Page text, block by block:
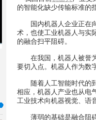
的智能化缺少传输标准的
国内机器人企业正在向
术，也使工业机器人与实
的融合扫平阻碍。
在我国，机器人被誉为
要切入点。机器人作为数
随着人工智能时代的到
相应，机器人产业也从电
工业技术向机器视觉、语
薄弱的基础是融合阻